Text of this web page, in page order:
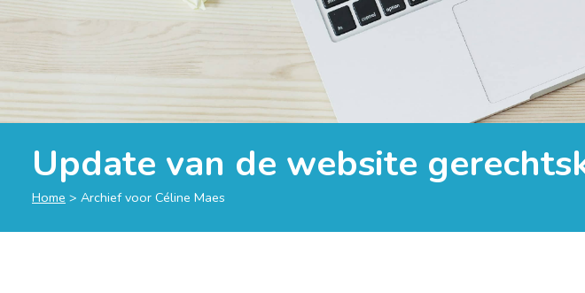
Update van de website
Home > Archief voor Céline Maes